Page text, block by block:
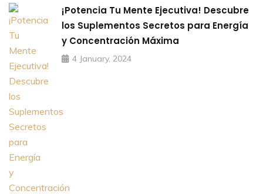
¡Potencia Tu Mente Ejecutiva! Descubre
los Suplementos Secretos para Energía
y Concentración Máxima
4 January, 2024